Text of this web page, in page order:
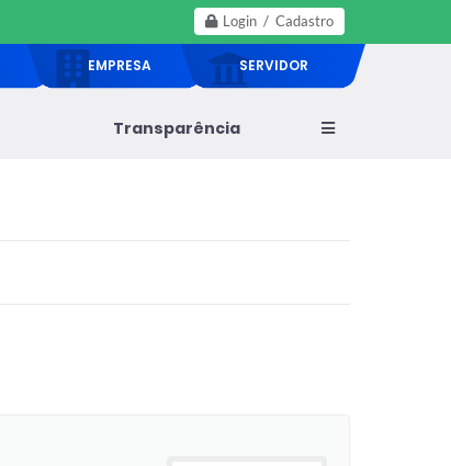
Login / Cadastro
EMPRESA SERVIDOR
Transparência